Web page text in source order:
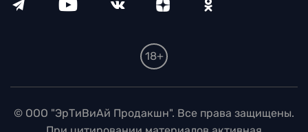
18+
© ООО "ЭрТиВиАй Продакшн". Все права защищены.